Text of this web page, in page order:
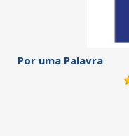
Por uma Palavra